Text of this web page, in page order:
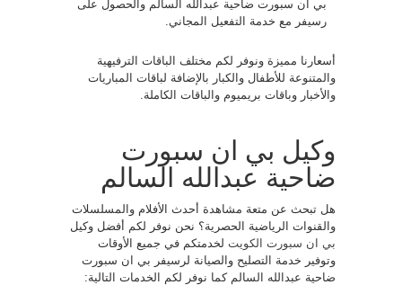
بي ان سبورت ضاحية عبدالله السالم والحصول على
رسيفر مع خدمة التفعيل المجاني.
أسعارنا مميزة ونوفر لكم مختلف الباقات الترفيهية
والمتنوعة للأطفال والكبار بالإضافة لباقات المباريات
والأخبار وباقات بريميوم والباقات الكاملة.
وكيل بي ان سبورت
ضاحية عبدالله السالم
هل تبحث عن متعة مشاهدة أحدث الأفلام والمسلسلات
والقنوات الرياضية الحصرية؟ نحن نوفر لكم أفضل وكيل
بي ان سبورت الكويت لخدمتكم في جميع الأوقات
وتوفير خدمة التصليح والصيانة لرسيفر بي ان سبورت
ضاحية عبدالله السالم كما نوفر لكم الخدمات التالية: